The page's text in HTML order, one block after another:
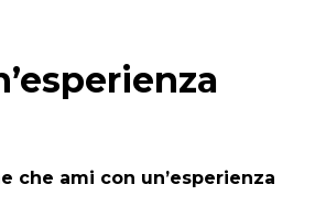
che ami con un’esperienza